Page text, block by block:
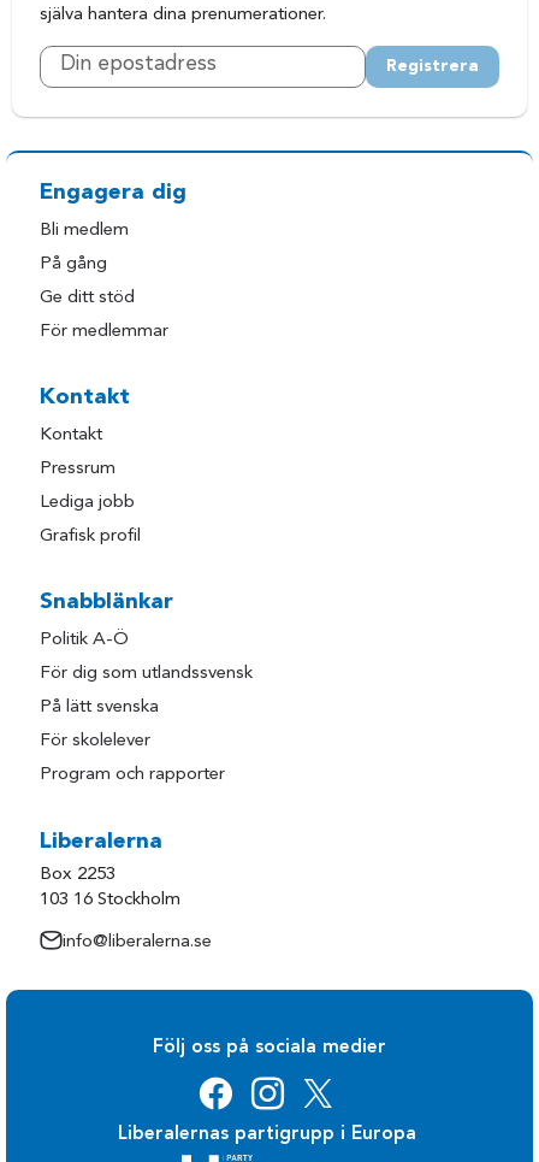
själva hantera dina prenumerationer.
Registrera
Engagera dig
Bli medlem
På gång
Ge ditt stöd
För medlemmar
Kontakt
Kontakt
Pressrum
Lediga jobb
Grafisk profil
Snabblänkar
Politik A-Ö
För dig som utlandssvensk
På lätt svenska
För skolelever
Program och rapporter
Liberalerna
Box 2253
103 16 Stockholm
info@liberalerna.se
Följ oss på sociala medier
Liberalernas partigrupp i Europa